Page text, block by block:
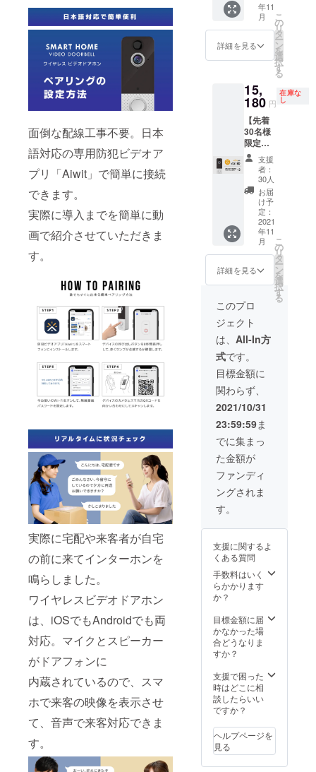
面倒な配線工事不要。日本
語対応の専用防犯ビデオア
プリ「Aiwit」で簡単に接続
できます。
実際に導入までを簡単に動
画で紹介させていただきま
す。
実際に宅配や来客者が自宅
の前に来てインターホンを
鳴らしました。
ワイヤレスビデオドアホン
は、iOSでもAndroidでも両
対応。マイクとスピーカー
がドアフォンに
内蔵されているので、スマ
ホで来客の映像を表示させ
て、音声で来客対応できま
す。
たまし
たら、
が販売
予定価
可能性
がござ
いま
す。
発生す
る可能
りま
す。 ※
を頂け
たこと
によ
り、量
産体制
を整え
ること
ができ
たまし
たら、
正規販
売価格
が販売
予定価
可能性
がござ
す。
F】 ・
本体×1
・レ
シー
具×1
セット
・説明
書兼保
証書(日
本語）
×1 ※こ
の商品
は量産
済みで
はあり
ます
が、製
品改良
などの
仕様の
変更が
る可能
性があ
りま
す。 ※
ご支援
を頂け
たこと
によ
り、量
産体制
を整え
ること
ができ
たまし
たら、
正規販
売価格
格より
下がる
可能性
がござ
いま
す。
名様 ■
スマホ
でドア
ホン
■CAMP
定特別
価格(早
→9,660
円(税
込・送
料込)
【希望
小売価
格
13,800
円の約
30%OF
F】 ・
本体×1
・レ
シー
付け金
セット
・説明
証書(日
本語）
×1 ※こ
の商品
は量産
はあり
ます
品改良
などの
仕様の
る可能
性があ
りま
す。 ※
皆様の
ご支援
によ
り、量
産体制
ができ
たまし
たら、
正規販
が販売
格より
下がる
年11
月
詳細を見る
こ
の
リ
タ
ー
ン
を
選
択
す
る
15,
180 円
在庫な
し
【先着
30名様
限定早
割 】
『約
45％オ
フ』ス
マホで
ドアホ
ン♪×2 ■
先着30
名様 ■
スマホ
でドア
ホン
■CAMP
FIRE限
定特別
価格(超
早割)
→15,18
0円(税
込・送
料込)
【希望
小売価
格
27,600
円の約
40%OF
F】 ・
本体×2
・レ
・取り
具×2
セット
・説明
書兼保
×2 ※こ
の商品
は量産
ます
が、製
品改良
などの
仕様の
変更が
発生す
る可能
支援
者：
30人
お届
け予
定：
2021
年11
月
詳細を見る
こ
の
リ
タ
ー
ン
を
選
択
す
る
このプロ
ジェクト
は、 All-In方
式です。
目標金額に
関わらず、
2021/10/31
23:59:59ま
でに集まっ
た金額が
ファンディ
ングされま
す。
支援に関するよ
くある質問
手数料はいく
らかかります
か？
目標金額に届
かなかった場
合どうなりま
すか？
支援で困った
時はどこに相
談したらいい
ですか？
ヘルプページを
見る